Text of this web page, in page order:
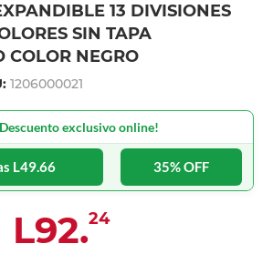
13 DIVISIONES
SIN TAPA
COLOR NEGRO
1206000021
exclusivo online!
L49.66 35% OFF
L92.24